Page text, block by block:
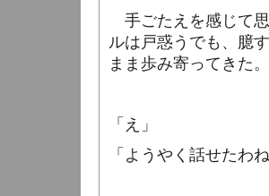
手ごたえを感じて
ルは戸惑うでも、臆
まま歩み寄ってきた。
「え」
「ようやく話せた